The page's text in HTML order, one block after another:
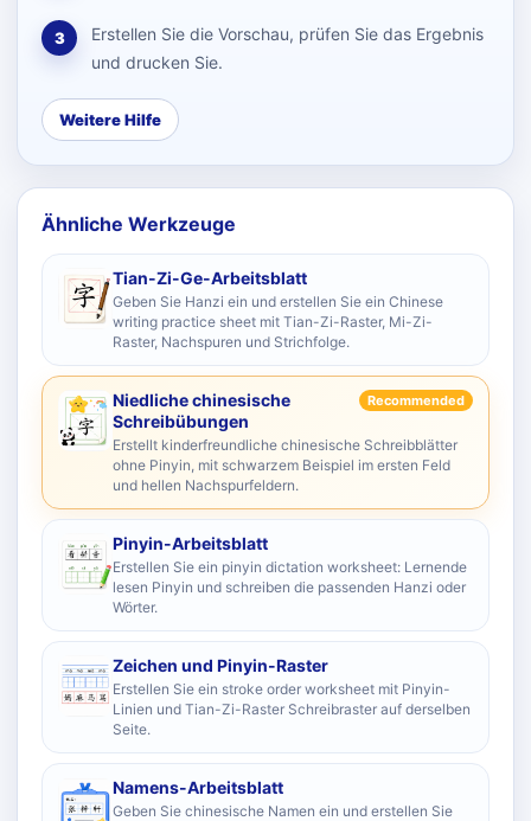
3
Erstellen Sie die Vorschau, prüfen Sie das Ergebnis
und drucken Sie.
Weitere Hilfe
Ähnliche Werkzeuge
Tian-Zi-Ge-Arbeitsblatt
Geben Sie Hanzi ein und erstellen Sie ein Chinese
writing practice sheet mit Tian-Zi-Raster, Mi-Zi-
Raster, Nachspuren und Strichfolge.
Niedliche chinesische
Schreibübungen
Recommended
Erstellt kinderfreundliche chinesische Schreibblätter
ohne Pinyin, mit schwarzem Beispiel im ersten Feld
und hellen Nachspurfeldern.
Pinyin-Arbeitsblatt
Erstellen Sie ein pinyin dictation worksheet: Lernende
lesen Pinyin und schreiben die passenden Hanzi oder
Wörter.
Zeichen und Pinyin-Raster
Erstellen Sie ein stroke order worksheet mit Pinyin-
Linien und Tian-Zi-Raster Schreibraster auf derselben
Seite.
Namens-Arbeitsblatt
Geben Sie chinesische Namen ein und erstellen Sie